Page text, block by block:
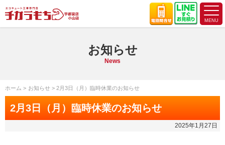
お知らせ
News
ホーム お知らせ 2月3日（月）臨時休業のお知らせ
2月3日（月）臨時休業のお知らせ
2025年1月27日